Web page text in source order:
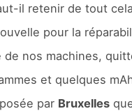
il retenir de tout
pour la
de nos machines,
et quelques
par Bruxelles